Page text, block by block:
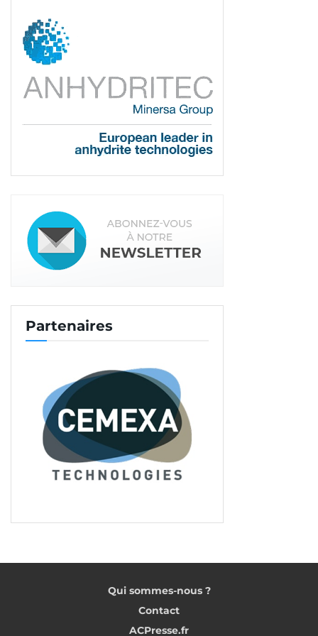
reculé de – 6 %, après avoir atteint un pic en août
2021. Mais les chiffres restent supérieurs à la
période pré-Covid. Cependant, les banques ont
peser un fort vent d’incertitude sur le secteur.
Un vent qui a déjà atteint la construction neuve.
Puisque celle-ci« fléchit de nouveau au quatrième
trimestre 2022, avec une croissance de seulement
0,5 % de son activité en volume. Cela traduit un
novembre 2022 (- 3,1 %). Ceci, malgré une
progression du nombre de logements autorisés (+
5,6 %). Toutefois, le niveau des carnets de
commandes ne diminue que modérément sur la
premier semestre 2023 avec 96 jours de travail à
venir ».
l’ensemble du territoire
selon la Capeb
« Le ralentissement de la croissance de l’activité
des entreprises artisanales du bâtiment est
observable dans presque toutes les régions de
constat est le même, quel que soit le corps de
métiers. Pour tous, l’activité a ralenti au quatrième
trimestre par rapport au troisième.
Partenaires
Qui sommes-nous ?
Contact
ACPresse.fr